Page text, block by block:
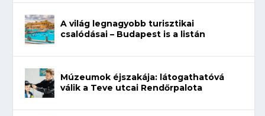
A világ legnagyobb turisztikai
csalódásai – Budapest is a listán
Múzeumok éjszakája: látogathatóvá
válik a Teve utcai Rendőrpalota